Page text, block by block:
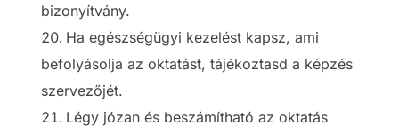
bizonyítvány.
Ha egészségügyi kezelést kapsz, ami
befolyásolja az oktatást, tájékoztasd a képzés
szervezőjét.
Légy józan és beszámítható az oktatás